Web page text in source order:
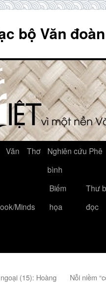
bộ Văn
Văn Thơ
Nghiên cứu Phê
bình
Minds
Biếm
họa
Thư
đọc
(15): Hoàng
Nỗi niềm